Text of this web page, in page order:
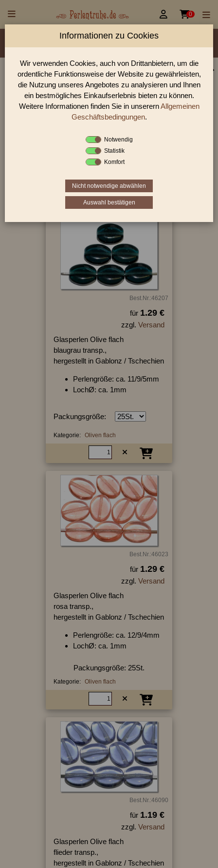
 0
Material/Glassorte Sorte/Form Farbe
Größen
Lochdurchmesser
Perlen Shop für gedrückte Perlen Oliven flach
In unserem Perlen Shop finden sie zahlreich gedrückte Perlen
Oliven flach und viele weiter Glasperlen.
Sie befinden sich in folgender Kategorie:
gedrückte Perlen|Oliven
Best.Nr.:46207
für 1.29 €
zzgl. Versand
Glasperlen Olive flach
blaugrau transp.,
hergestellt in Gablonz / Tschechien
Perlengröße: ca. 11/9/5mm
LochØ: ca. 1mm
Packungsgröße:
Kategorie: Oliven flach
Best.Nr.:46023
für 1.29 €
zzgl. Versand
Glasperlen Olive flach
rosa transp.,
hergestellt in Gablonz / Tschechien
Perlengröße: ca. 12/9/4mm
LochØ: ca. 1mm
Packungsgröße: 25St.
Kategorie: Oliven flach
Best.Nr.:46090
für 1.19 €
zzgl. Versand
Glasperlen Olive flach
flieder transp.,
hergestellt in Gablonz / Tschechien
Informationen zu Cookies
Wir verwenden Cookies, auch von Drittanbietern, um die
ordentliche Funktionsweise der Website zu gewährleisten,
die Nutzung unseres Angebotes zu analysieren und Ihnen
ein bestmögliches Einkaufserlebnis bieten zu können.
Weitere Informationen finden Sie in unserernAllgemeinen
Geschäftsbedingungen.
Notwendig
Statistik
Komfort
Nicht notwendige abwählen
Auswahl bestätigen